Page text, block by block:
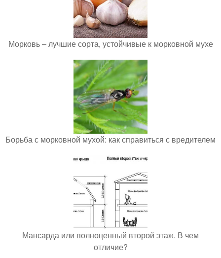
Морковь – лучшие сорта, устойчивые к морковной мухе
Борьба с морковной мухой: как справиться с вредителем
Мансарда или полноценный второй этаж. В чем
отличие?